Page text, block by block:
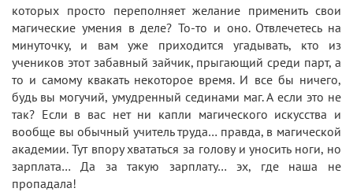
которых просто переполняет желание применить свои
магические умения в деле? То-то и оно. Отвлечетесь на
минуточку, и вам уже приходится угадывать, кто из
учеников этот забавный зайчик, прыгающий среди парт, а
то и самому квакать некоторое время. И все бы ничего,
будь вы могучий, умудренный сединами маг. А если это не
так? Если в вас нет ни капли магического искусства и
вообще вы обычный учитель труда… правда, в магической
академии. Тут впору хвататься за голову и уносить ноги, но
зарплата… Да за такую зарплату… эх, где наша не
пропадала!